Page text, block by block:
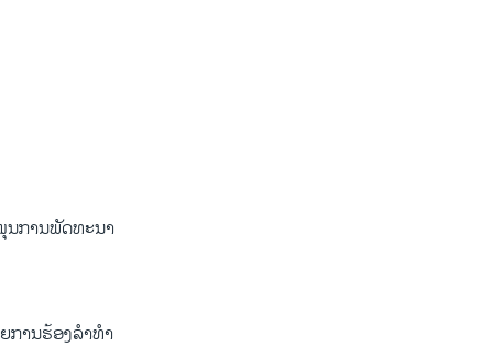
ການພັດທະນາ
ການຮ້ອງລຳທຳ